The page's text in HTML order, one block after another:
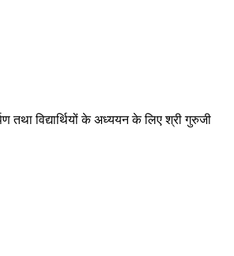
तथा विद्यार्थियों के अध्ययन के लिए श्री गुरुजी